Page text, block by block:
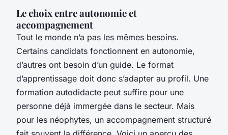
Le choix entre autonomie et
accompagnement
Tout le monde n’a pas les mêmes besoins.
Certains candidats fonctionnent en autonomie,
d’autres ont besoin d’un guide. Le format
d’apprentissage doit donc s’adapter au profil. Une
formation autodidacte peut suffire pour une
personne déjà immergée dans le secteur. Mais
pour les néophytes, un accompagnement structuré